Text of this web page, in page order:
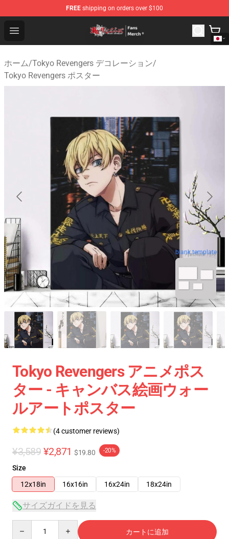
FREE shipping on orders over $100
Open menu
Tokyo Revengers Store - Official Tokyo Revengers
ホーム/Tokyo Revengers デコレーション/
Tokyo Revengers ポスター
blank template
Tokyo Revengers アニメポス
ター - キャンバス絵画ウォー
ルアートポスター
(4 customer reviews)
¥3,589 ¥2,871 $19.80 -20%
Size
12x18in
16x16in 16x24in 18x24in
サイズガイドを見る
カートに追加